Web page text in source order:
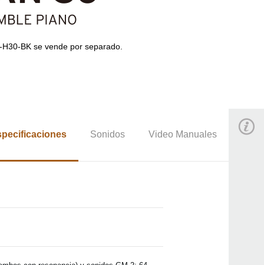
BK se vende por separado.
Sonidos Video Manuales